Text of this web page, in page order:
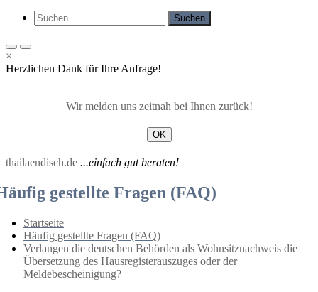
Such-
Formular
Suchen
nach:
Primäres
Menü
für
Primäres
Menü
für
×
Herzlichen Dank für Ihre Anfrage!
Wir melden uns zeitnah bei Ihnen zurück!
OK
thailaendisch.de ...einfach gut beraten!
gestellte Fragen (FAQ)
Startseite
Häufig gestellte Fragen (FAQ)
Verlangen die deutschen Behörden als Wohnsitznachweis die
Übersetzung des Hausregisterauszuges oder der
Meldebescheinigung?